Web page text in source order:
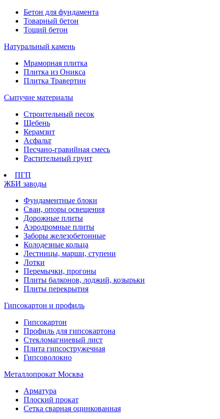
Бетон для фундамента
Товарный бетон
Тощий бетон
Натуральный камень
Мраморная плитка
Плитка из Оникса
Плитка Травертин
Сыпучие материалы
Строительный песок
Щебень
Керамзит
Асфальт
Песчано-гравийная смесь
Растительный грунт
ПГП
ЖБИ заводы
Фундаментные блоки
Сваи, опоры освещения
Дорожные плиты
Аэродромные плиты
Заборы железобетонные
Колодезные кольца
Лестницы, марши, ступени
Лотки
Перемычки, прогоны
Плиты балконов, лоджий, козырьки
Плиты перекрытия
Гипсокартон и профиль
Гипсокартон
Профиль для гипсокартона
Стекломагниевый лист
Плита гипсостружечная
Гипсоволокно
Металлопрокат Москва
Арматура
Плоский прокат
Сетка сварная оцинкованная